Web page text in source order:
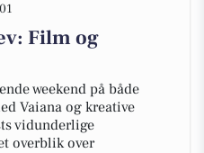
Film og
weekend på både
Vaiana og kreative
vidunderlige
overblik over